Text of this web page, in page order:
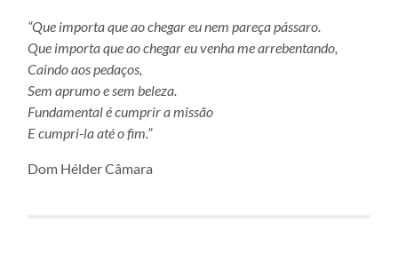
“Que importa que ao chegar eu nem pareça pássaro.
Que importa que ao chegar eu venha me arrebentando,
Caindo aos pedaços,
Sem aprumo e sem beleza.
Fundamental é cumprir a missão
E cumpri-la até o fim.”
Dom Hélder Câmara